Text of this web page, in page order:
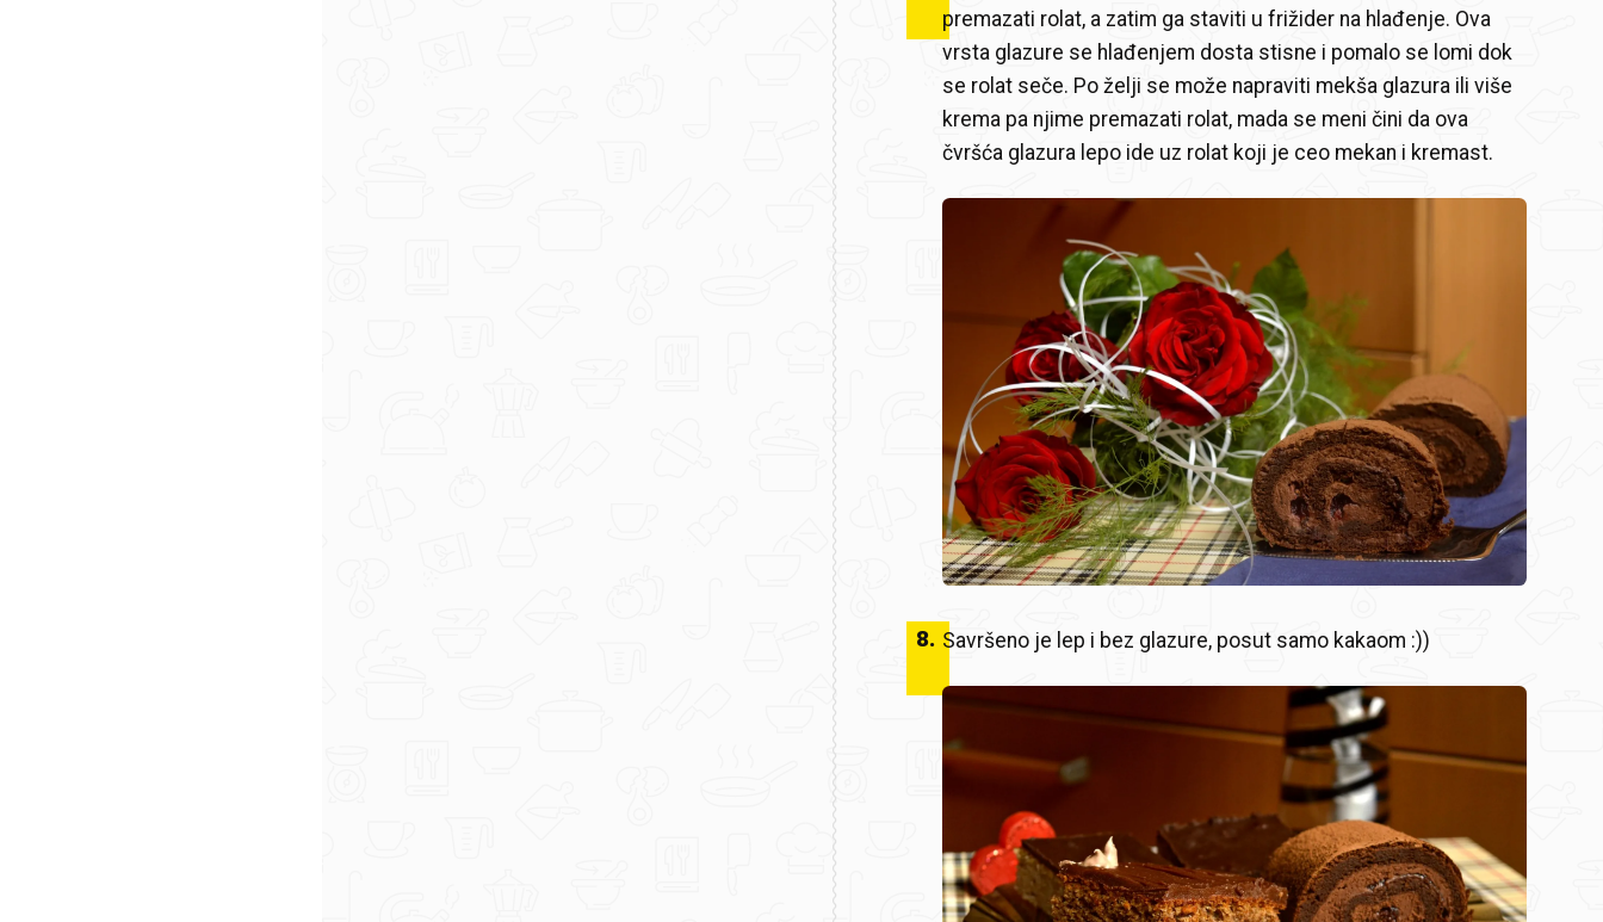
premazati rolat, a zatim ga staviti u frižider na hlađenje. Ova
vrsta glazure se hlađenjem dosta stisne i pomalo se lomi dok
se rolat seče. Po želji se može napraviti mekša glazura ili više
krema pa njime premazati rolat, mada se meni čini da ova
čvršća glazura lepo ide uz rolat koji je ceo mekan i kremast.
8. Savršeno je lep i bez glazure, posut samo kakaom :))